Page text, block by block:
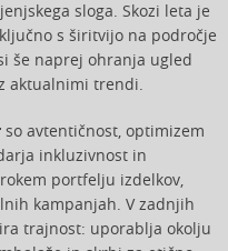
sloga. Skozi leta je
s širitvijo na področje
še naprej ohranja ugled
aktualnimi trendi.
so avtentičnost, optimizem
inkluzivnost in
portfelju izdelkov,
kampanjah. V zadnjih
trajnost: uporablja okolju